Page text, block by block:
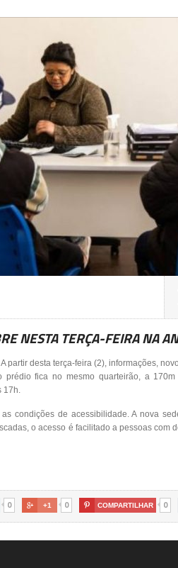
NESTA TERÇA-FEIRA NA
partir desta terça-feira (2), informações,
prédio fica no mesmo quarteirão, a
17h.
condições de acessibilidade. A nova
o acesso é facilitado a pessoas com
0  +1 0  COMPARTILHAR 0